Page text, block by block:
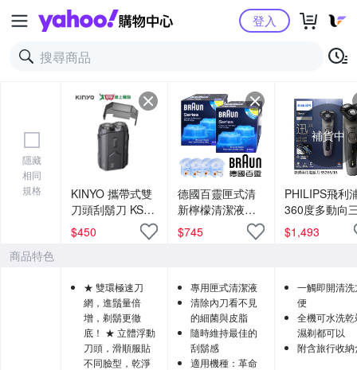
Yahoo購物中心登入
隱藏
相同
規格
KINYO 攜帶式雙
刀頭刮鬍刀 KS-
512【愛買】
$450
德國百靈匣式清
新檸檬清潔液
CCR2(2盒4入)
$745
補貨中
PHILIPS飛利
360度多動向
頭電動刮鬍刀
S5266
$1,493
商品特色
★ 雙環極速刀
網，進鬚量倍
增，剃鬍更徹
底！ ★ 立體浮動
刀頭，滑順服貼
不同臉型，乾淨
專用匣式清潔液
清除內刀看不見
的細菌與皮脂
隨時維持最佳的
刮鬍感
適用機種：革命
一觸即開清洗
便
全機可水洗乾
濕剃都可以
附含旅行收納